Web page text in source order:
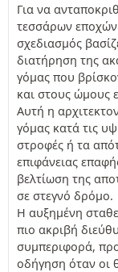
Για να
τεσσάρων εποχών
σχεδιασμός
διατήρηση της
γόμας που
και στους ώμους
Αυτή η
γόμας κατά τις
στροφές ή τα
επιφάνειας
βελτίωση της
σε στεγνό δρόμο.
Η αυξημένη
πιο ακριβή
συμπεριφορά,
οδήγηση όταν οι